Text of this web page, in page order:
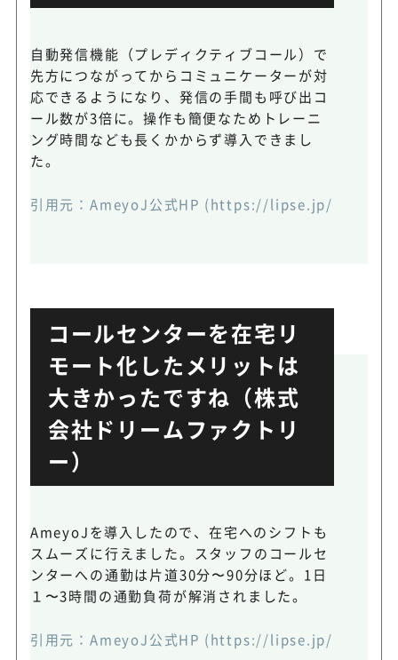
自動発信機能（プレディクティブコール）で
先方につながってからコミュニケーターが対
応できるようになり、発信の手間も呼び出コ
ール数が3倍に。操作も簡便なためトレーニ
ング時間なども長くかからず導入できまし
た。
引用元：AmeyoJ公式HP (https://lipse.jp/categ-
コールセンターを在宅リ
モート化したメリットは
大きかったですね（株式
会社ドリームファクトリ
ー）
AmeyoJを導入したので、在宅へのシフトも
スムーズに行えました。スタッフのコールセ
ンターへの通勤は片道30分〜90分ほど。1日
１〜3時間の通勤負荷が解消されました。
引用元：AmeyoJ公式HP (https://lipse.jp/categ-